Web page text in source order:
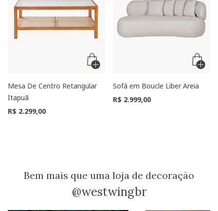
Mesa De Centro Retangular
Itapuã
R$ 2.299,00
Sofá em Boucle Liber Areia
R$ 2.999,00
Bem mais que uma loja de decoração
@westwingbr